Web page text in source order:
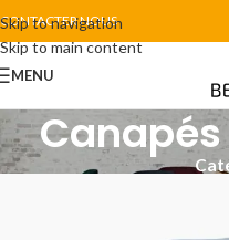
Skip to navigation
Skip to main content
CONTACTER NOUS
MENU